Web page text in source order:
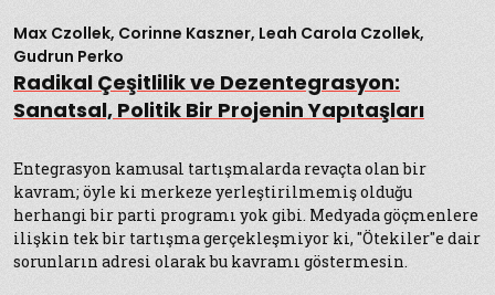
Max Czollek, Corinne Kaszner, Leah Carola Czollek,
Gudrun Perko
Radikal Çeşitlilik ve Dezentegrasyon:
Sanatsal, Politik Bir Projenin Yapıtaşları
Entegrasyon kamusal tartışmalarda revaçta olan bir
kavram; öyle ki merkeze yerleştirilmemiş olduğu
herhangi bir parti programı yok gibi. Medyada göçmenlere
ilişkin tek bir tartışma gerçekleşmiyor ki, ''Ötekiler''e dair
sorunların adresi olarak bu kavramı göstermesin.